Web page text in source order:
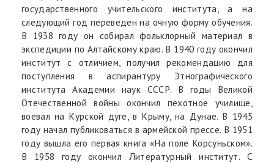
государственного учительского института, а на
следующий год переведен на очную форму обучения.
В 1938 году он собирал фольклорный материал в
экспедиции по Алтайскому краю. В 1940 году окончил
институт с отличием, получил рекомендацию для
поступления в аспирантуру Этнографического
института Академии наук СССР. В годы Великой
Отечественной войны окончил пехотное училище,
воевал на Курской дуге, в Крыму, на Дунае. В 1945
году начал публиковаться в армейской прессе. В 1951
году вышла его первая книга «На поле Корсуньском».
В 1958 году окончил Литературный институт. С